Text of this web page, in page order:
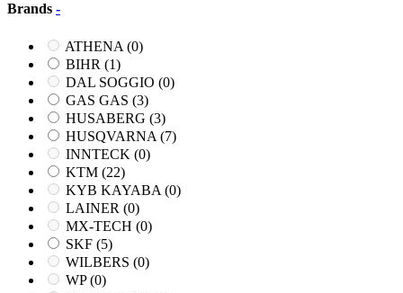
Brands -
ATHENA (0)
BIHR (1)
DAL SOGGIO (0)
GAS GAS (3)
HUSABERG (3)
HUSQVARNA (7)
INNTECK (0)
KTM (22)
KYB KAYABA (0)
LAINER (0)
MX-TECH (0)
SKF (5)
WILBERS (0)
WP(0)